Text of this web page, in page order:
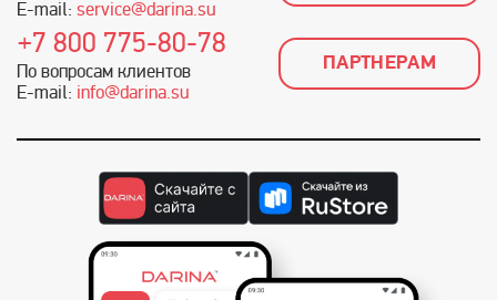
E-mail: service@darina.su
+7 800 775-80-78
По вопросам клиентов
E-mail: info@darina.su
ПАРТНЕРАМ